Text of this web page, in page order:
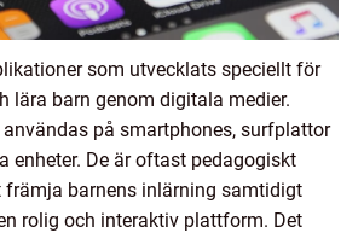
som utvecklats speciellt för
lära barn genom digitala medier.
på smartphones, surfplattor
enheter. De är oftast pedagogiskt
barnens inlärning samtidigt
rolig och interaktiv plattform. Det